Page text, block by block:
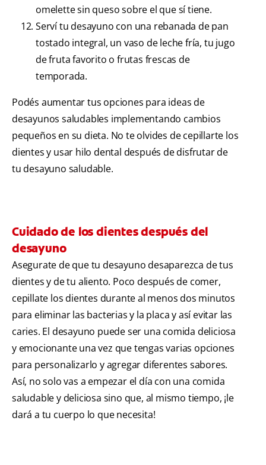
omelette sin queso sobre el que sí tiene.
Serví tu desayuno con una rebanada de pan
tostado integral, un vaso de leche fría, tu jugo
de fruta favorito o frutas frescas de
temporada.
Podés aumentar tus opciones para ideas de
desayunos saludables implementando cambios
pequeños en su dieta. No te olvides de cepillarte los
dientes y usar hilo dental después de disfrutar de
tu desayuno saludable.
Cuidado de los dientes después del
desayuno
Asegurate de que tu desayuno desaparezca de tus
dientes y de tu aliento. Poco después de comer,
cepillate los dientes durante al menos dos minutos
para eliminar las bacterias y la placa y así evitar las
caries. El desayuno puede ser una comida deliciosa
y emocionante una vez que tengas varias opciones
para personalizarlo y agregar diferentes sabores.
Así, no solo vas a empezar el día con una comida
saludable y deliciosa sino que, al mismo tiempo, ¡le
dará a tu cuerpo lo que necesita!